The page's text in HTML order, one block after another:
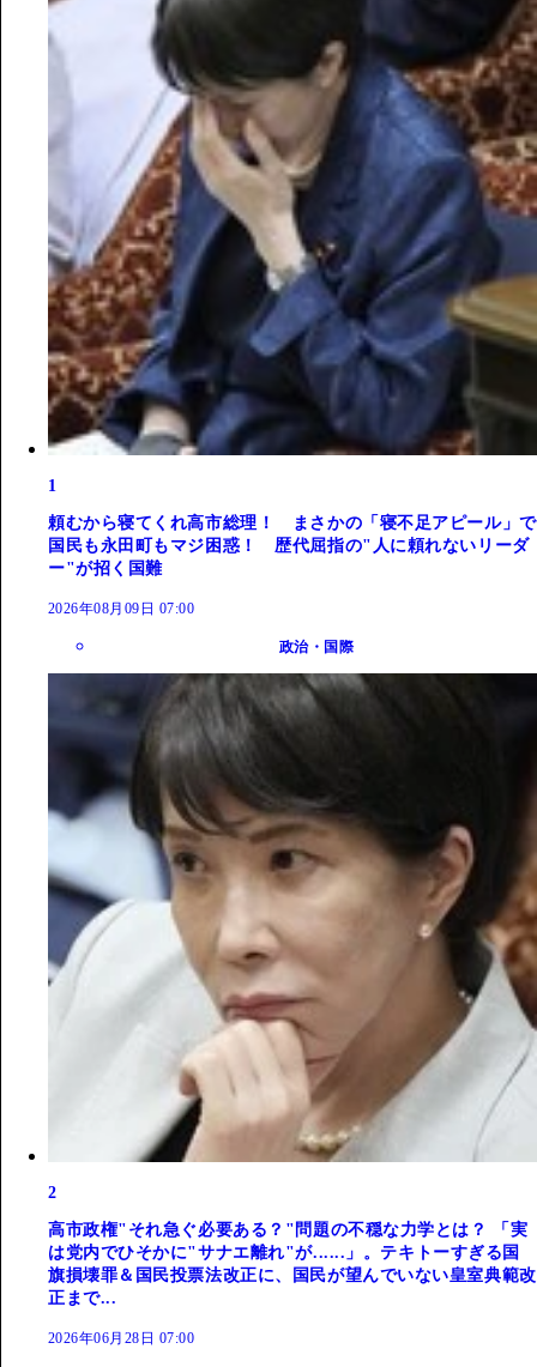
1
頼むから寝てくれ高市総理！ まさかの「寝不足アピール」で
国民も永田町もマジ困惑！ 歴代屈指の"人に頼れないリーダ
ー"が招く国難
2026年08月09日 07:00
政治・国際
2
高市政権"それ急ぐ必要ある？"問題の不穏な力学とは？ 「実
は党内でひそかに"サナエ離れ"が......」。テキトーすぎる国
旗損壊罪＆国民投票法改正に、国民が望んでいない皇室典範改
正まで...
2026年06月28日 07:00